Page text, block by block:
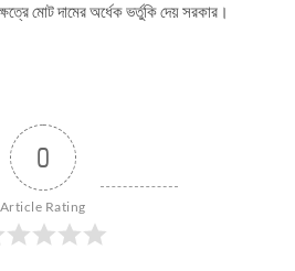
মোট দামের অর্ধেক ভর্তুকি দেয় সরকার।
0
Article Rating